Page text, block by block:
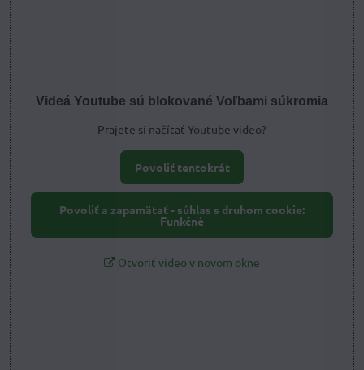
Videá Youtube sú blokované Voľbami súkromia
Prajete si načítať Youtube video?
Povoliť tentokrát
Povoliť a zapamätať - súhlas s druhom cookie:
Funkčné
Otvoriť video v novom okne